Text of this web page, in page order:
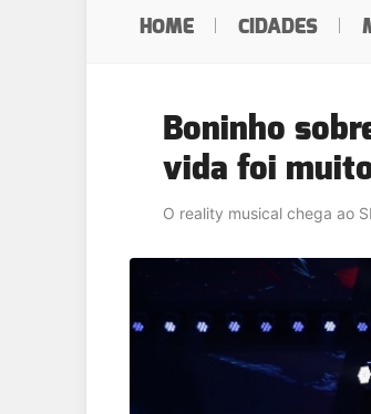
HOME CIDADES
Boninho
vida foi
O reality musical chega ao